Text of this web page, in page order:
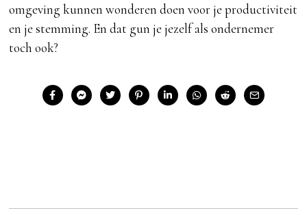
omgeving kunnen wonderen doen voor je productiviteit
en je stemming. En dat gun je jezelf als ondernemer
toch ook?